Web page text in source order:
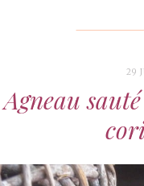
29
Agneau